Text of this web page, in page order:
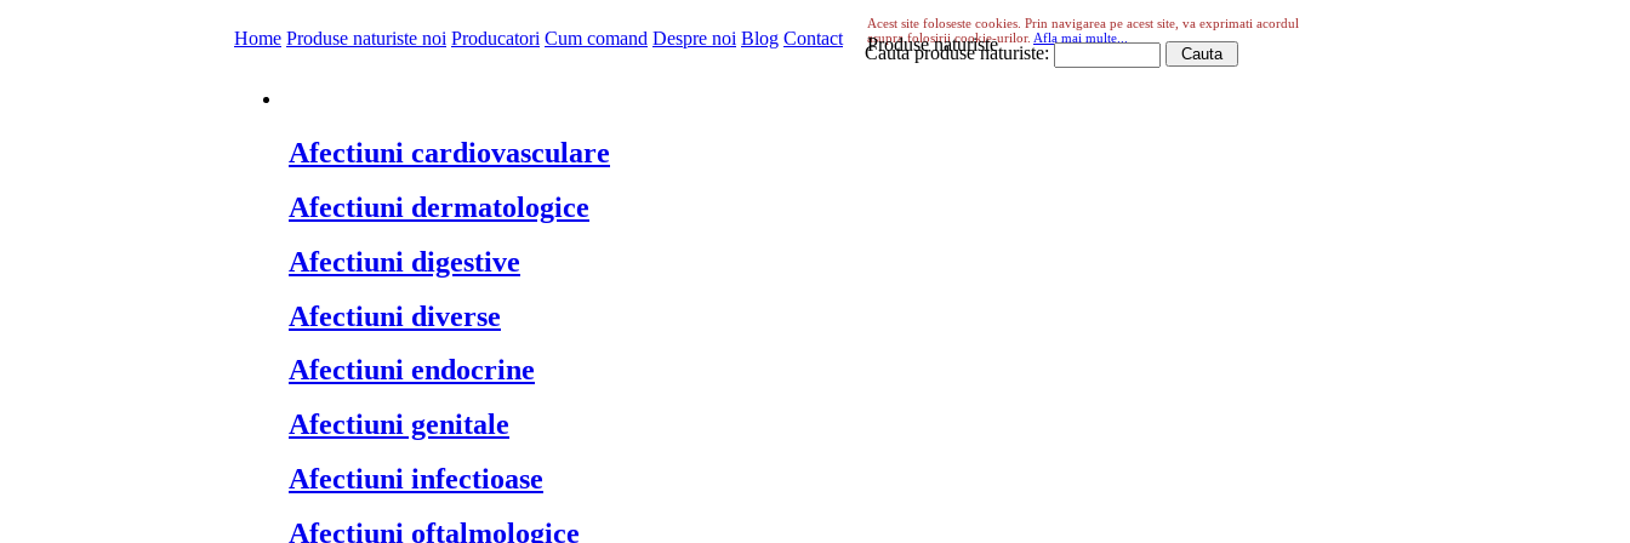
Home Produse naturiste noi Producatori Cum comand Despre noi Blog Contact
Acest site foloseste cookies. Prin navigarea pe acest site, va exprimati acordul
asupra folosirii cookie-urilor. Afla mai multe...
Cauta produse naturiste:
Produse naturiste
Afectiuni cardiovasculare
Afectiuni dermatologice
Afectiuni digestive
Afectiuni diverse
Afectiuni endocrine
Afectiuni genitale
Afectiuni infectioase
Afectiuni oftalmologice